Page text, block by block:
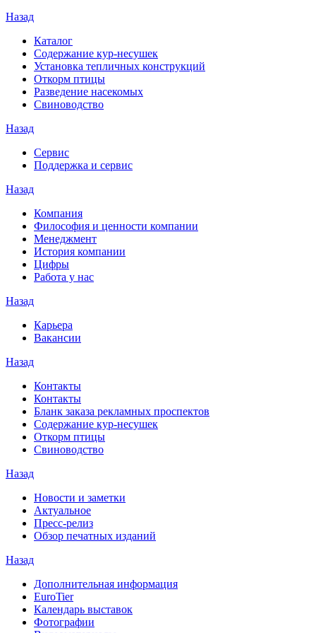
Назад
Каталог
Содержание кур-несушек
Установка тепличных конструкций
Откорм птицы
Разведение насекомых
Свиноводство
Назад
Сервис
Поддержка и сервис
Назад
Компания
Философия и ценности компании
Менеджмент
История компании
Цифры
Работа у нас
Назад
Карьера
Вакансии
Назад
Контакты
Контакты
Бланк заказа рекламных проспектов
Содержание кур-несушек
Откорм птицы
Свиноводство
Назад
Новости и заметки
Актуальное
Пресс-релиз
Обзор печатных изданий
Назад
Дополнительная информация
EuroTier
Календарь выставок
Фотографии